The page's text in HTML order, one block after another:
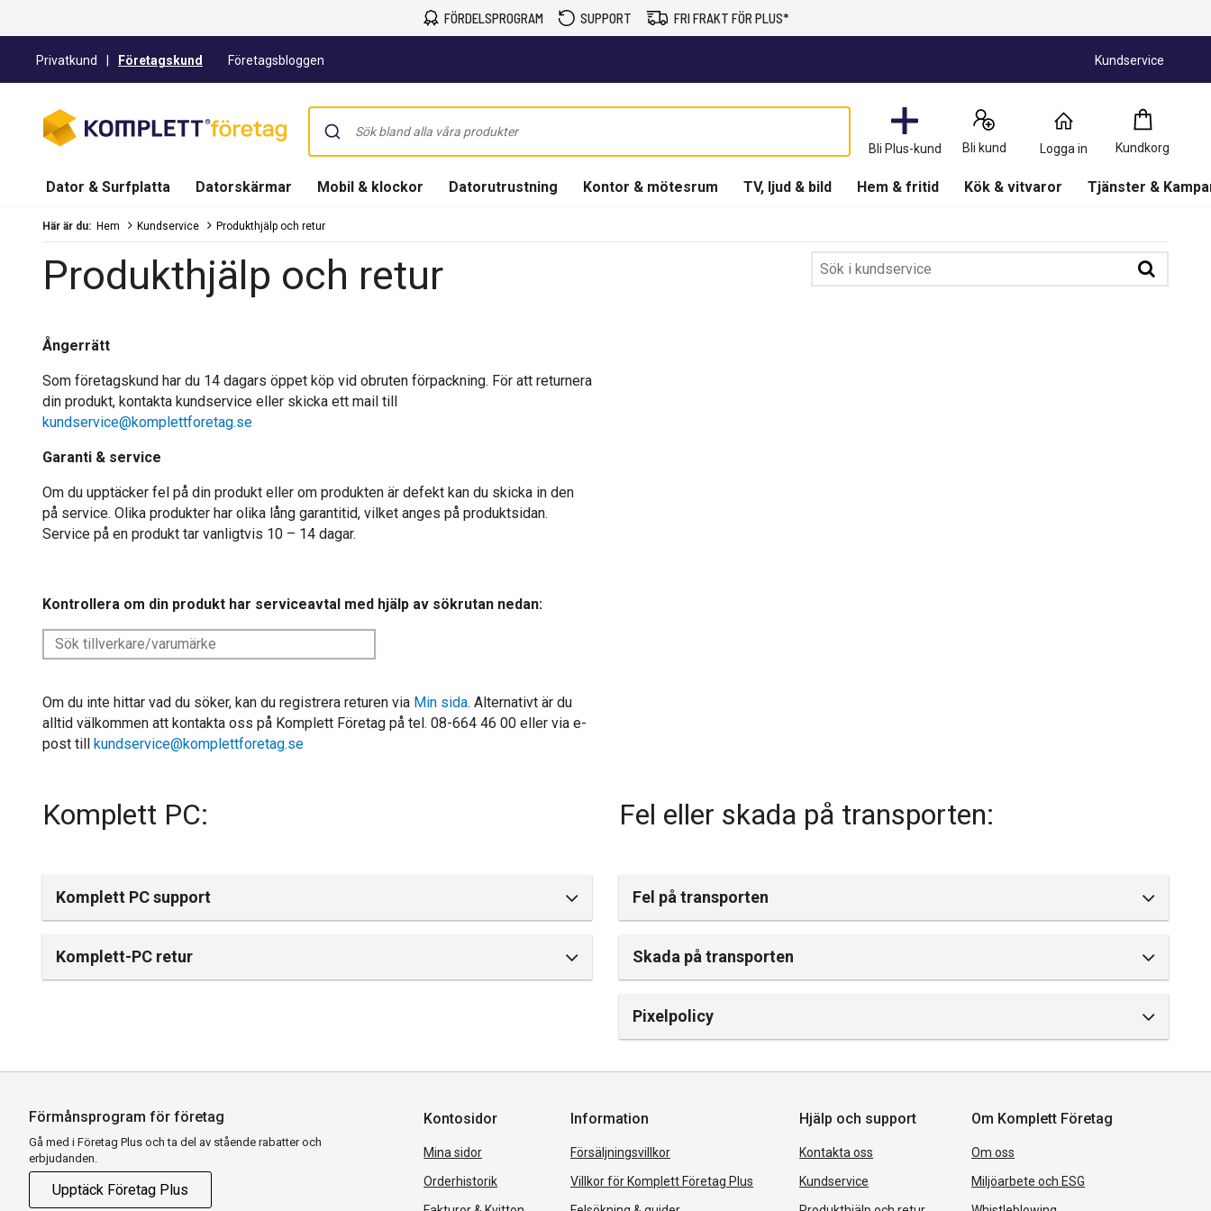
FÖRDELSPROGRAM SUPPORT FRI FRAKT FÖR PLUS*
Privatkund Företagskund Företagsbloggen Kundservice
Bli Plus-kund Bli kund Logga in Kundkorg
Kundkorg
0
Produkter
Kundkorg
Dator & Surfplatta Datorskärmar Mobil & klockor Datorutrustning Kontor & mötesrum TV, ljud & bild Hem & fritid Kök & vitvaror Tjänster &
Här är du: Hem Kundservice Produkthjälp och retur
Produkthjälp och retur
Ångerrätt
Som företagskund har du 14 dagars öppet köp vid obruten förpackning. För att returnera
din produkt, kontakta kundservice eller skicka ett mail till
kundservice@komplettforetag.se
Garanti & service
Om du upptäcker fel på din produkt eller om produkten är defekt kan du skicka in den
på service. Olika produkter har olika lång garantitid, vilket anges på produktsidan.
Service på en produkt tar vanligtvis 10 – 14 dagar.
Kontrollera om din produkt har serviceavtal med hjälp av sökrutan nedan:
Om du inte hittar vad du söker, kan du registrera returen via Min sida. Alternativt är du
alltid välkommen att kontakta oss på Komplett Företag på tel. 08-664 46 00 eller via e-
post till kundservice@komplettforetag.se
Komplett PC: Fel eller skada på transporten:
Komplett PC support
Komplett-PC retur
Fel på transporten
Skada på transporten
Pixelpolicy
Förmånsprogram för företag
Gå med i Företag Plus och ta del av stående rabatter och
erbjudanden.
Upptäck Företag Plus
Kontosidor
Mina sidor
Orderhistorik
Information
Försäljningsvillkor
Villkor för Komplett Företag Plus
Hjälp och support
Kontakta oss
Kundservice
Om Komplett Företag
Om oss
Miljöarbete och ESG